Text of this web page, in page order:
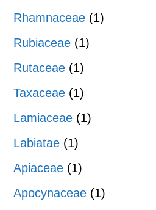
Rhamnaceae (1)
Rubiaceae (1)
Rutaceae (1)
Taxaceae (1)
Lamiaceae (1)
Labiatae (1)
Apiaceae (1)
Apocynaceae (1)